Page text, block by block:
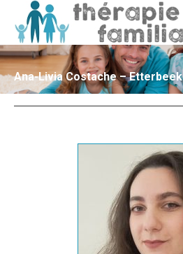
Ana-Livia Costache – Etterbeek